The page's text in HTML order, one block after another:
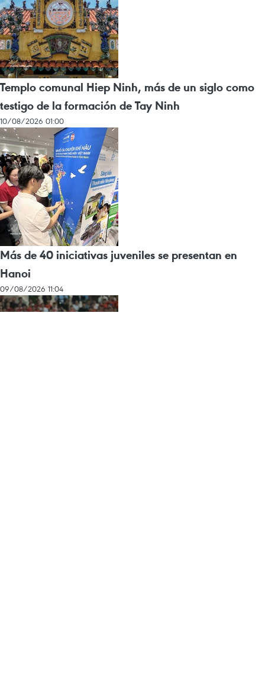
Templo comunal Hiep Ninh, más de un siglo como
testigo de la formación de Tay Ninh
10/08/2026 01:00
Más de 40 iniciativas juveniles se presentan en
Hanoi
09/08/2026 11:04